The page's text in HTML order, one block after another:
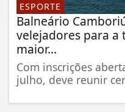
ESPORTE
Balneário
velejadores para a
maior...
Com inscrições
julho, deve reunir